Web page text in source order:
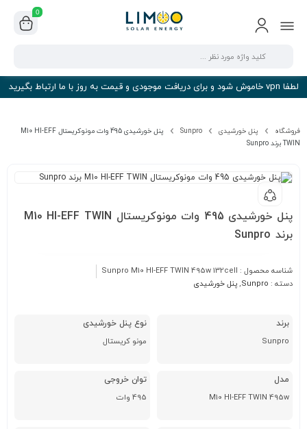
0
لطفا vpn خاموش شود و برای دریافت موجودی و قیمت به روز با ما ارتباط بگیرید
فروشگاه پنل خورشیدی Sunpro
پنل خورشیدی 495 وات مونوکریستال M10 HI-EFF
TWIN برند Sunpro
پنل خورشیدی 495 وات مونوکریستال M10 HI-EFF TWIN
برند Sunpro
شناسه محصول : Sunpro M10 HI-EFF TWIN 495w 132cell
دسته : Sunpro
, پنل خورشیدی
برند
Sunpro
نوع پنل خورشیدی
مونو کریستال
مدل
M10 HI-EFF TWIN 495w
توان خروجی
495 وات